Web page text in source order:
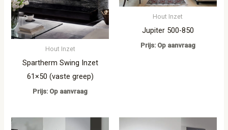
Hout Inzet
Spartherm Swing Inzet
61×50 (vaste greep)
Prijs: Op aanvraag
Hout Inzet
Jupiter 500-850
Prijs: Op aanvraag